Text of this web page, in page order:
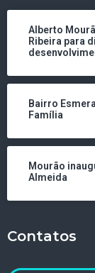
Alberto
Ribeira para
Bairro
Família
Mourão
Almeida
Contatos